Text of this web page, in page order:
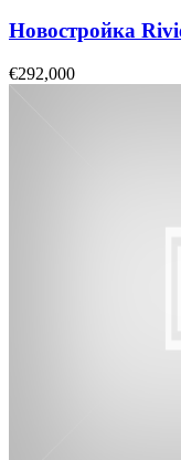
Новостройка
€292,000